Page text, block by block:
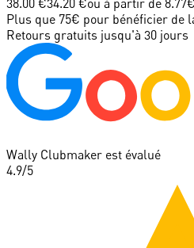
Plus que 75€ pour bénéficier de
Retours gratuits jusqu'à 30 jours
Wally Clubmaker est évalué
4.9/5